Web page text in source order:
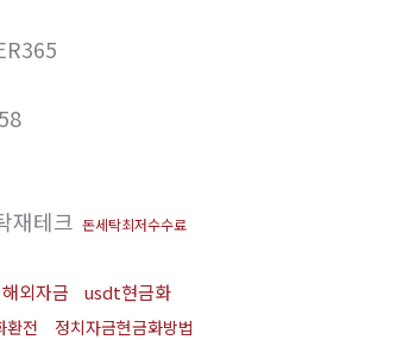
재테크 돈세탁최저수수료
해외자금 usdt현금화
환전 정치자금현금화방법